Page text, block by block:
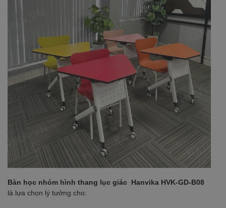
Bàn học nhóm hình thang lục giác Hanvika HVK-GD-B08
là lựa chọn lý tưởng cho: